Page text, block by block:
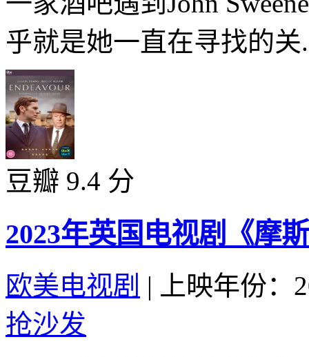
乎就是她一直在寻找的
豆瓣 9.4 分
2023年英国电视剧《摩
欧美电视剧 |
上映年份：
抢沙发